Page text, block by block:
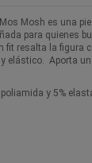
Mosh es una
para quienes
fit resalta la figura
elástico. Aporta
y 5%